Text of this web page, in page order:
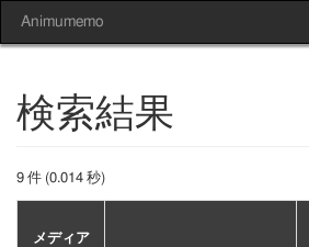
Animumemo
検索結果
9 件 (0.014 秒)
メディア